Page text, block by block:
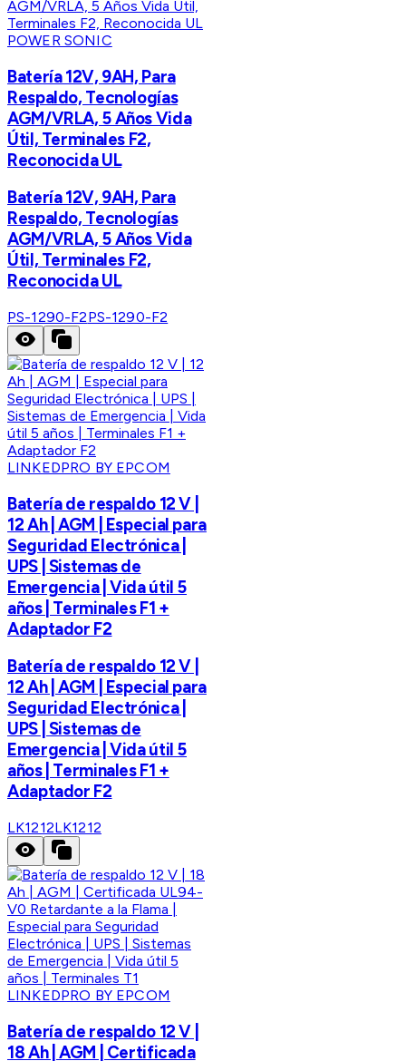
POWER SONIC
Batería 12V, 9AH, Para
Respaldo, Tecnologías
AGM/VRLA, 5 Años Vida
Útil, Terminales F2,
Reconocida UL
Batería 12V, 9AH, Para
Respaldo, Tecnologías
AGM/VRLA, 5 Años Vida
Útil, Terminales F2,
Reconocida UL
PS-1290-F2PS-1290-F2
LINKEDPRO BY EPCOM
Batería de respaldo 12 V |
12 Ah | AGM | Especial para
Seguridad Electrónica |
UPS | Sistemas de
Emergencia | Vida útil 5
años | Terminales F1 +
Adaptador F2
Batería de respaldo 12 V |
12 Ah | AGM | Especial para
Seguridad Electrónica |
UPS | Sistemas de
Emergencia | Vida útil 5
años | Terminales F1 +
Adaptador F2
LK1212LK1212
LINKEDPRO BY EPCOM
Batería de respaldo 12 V |
18 Ah | AGM | Certificada